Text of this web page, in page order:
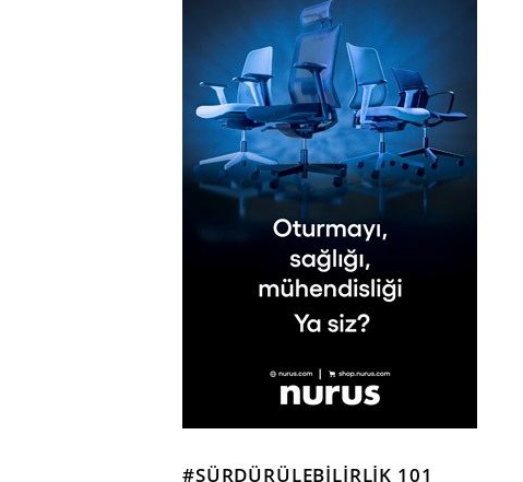
#SÜRDÜRÜLEBILIRLIK 101